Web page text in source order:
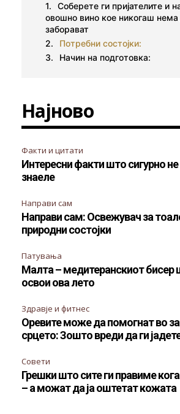
Соберете ги пријателите и
овошно вино кое никогаш нема
заборават
Потребни состојки:
Начин на подготовка:
Најново
Факти и цитати
Интересни факти што сигурно не
знаеле
Направи сам
Направи сам: Освежувач за
природни состојки
Патувања
Малта – медитеранскиот бисер
освои ова лето
Здравје и фитнес
Оревите може да помогнат во
срцето: Зошто вреди да ги
Совети
Грешки што сите ги правиме
– а можат да ја оштетат кожата